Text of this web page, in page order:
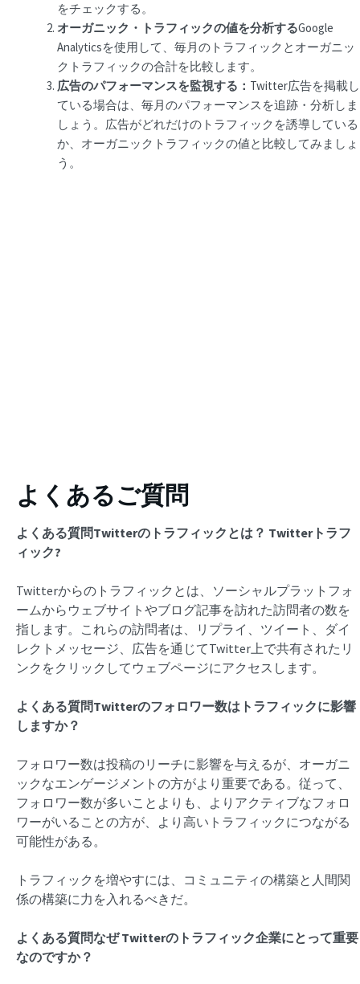
をチェックする。
オーガニック・トラフィックの値を分析するGoogle
Analyticsを使用して、毎月のトラフィックとオーガニッ
クトラフィックの合計を比較します。
広告のパフォーマンスを監視する： Twitter広告を掲載し
ている場合は、毎月のパフォーマンスを追跡・分析しま
しょう。広告がどれだけのトラフィックを誘導している
か、オーガニックトラフィックの値と比較してみましょ
う。
よくあるご質問
よくある質問Twitterのトラフィックとは？ Twitterトラフ
ィック?
Twitterからのトラフィックとは、ソーシャルプラットフォ
ームからウェブサイトやブログ記事を訪れた訪問者の数を
指します。これらの訪問者は、リプライ、ツイート、ダイ
レクトメッセージ、広告を通じてTwitter上で共有されたリ
ンクをクリックしてウェブページにアクセスします。
よくある質問Twitterのフォロワー数はトラフィックに影響
しますか？
フォロワー数は投稿のリーチに影響を与えるが、オーガニ
ックなエンゲージメントの方がより重要である。従って、
フォロワー数が多いことよりも、よりアクティブなフォロ
ワーがいることの方が、より高いトラフィックにつながる
可能性がある。
トラフィックを増やすには、コミュニティの構築と人間関
係の構築に力を入れるべきだ。
よくある質問なぜTwitterのトラフィック企業にとって重要
なのですか？